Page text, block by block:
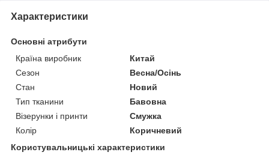
Характеристики
Основні атрибути
Країна виробник
Китай
Сезон
Весна/Осінь
Стан
Новий
Тип тканини
Бавовна
Візерунки і принти
Смужка
Колір
Коричневий
Користувальницькі характеристики